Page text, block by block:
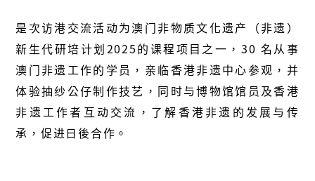
是次访港交流活动为澳门非物质文化遗产（非遗）
新生代研培计划2025的课程项目之一，30 名从事
澳门非遗工作的学员，亲临香港非遗中心参观，并
体验抽纱公仔制作技艺，同时与博物馆馆员及香港
非遗工作者互动交流，了解香港非遗的发展与传
承，促进日後合作。